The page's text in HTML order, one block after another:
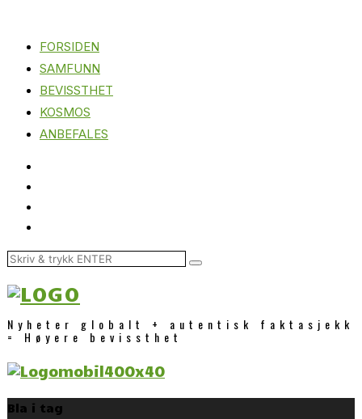
FORSIDEN
SAMFUNN
BEVISSTHET
KOSMOS
ANBEFALES
Nyheter globalt + autentisk faktasjekk
= Høyere bevissthet
Bla i tag